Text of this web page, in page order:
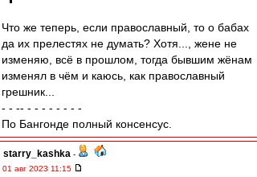
Что же теперь, если православный, то о бабах
да их прелестях не думать? Хотя..., жене не
изменяю, всё в прошлом, тогда бывшим жёнам
изменял в чём и каюсь, как православный
грешник...
- - -- - - - - - - - -
По Бангонде полный консенсус.
starry_kashka -
01 авг 2023 11:15